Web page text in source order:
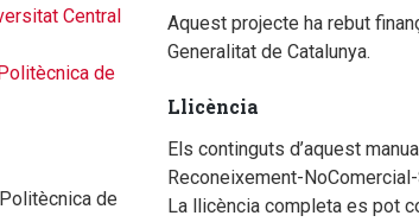
Central
de
de
Aquest projecte ha rebut
Generalitat de Catalunya.
Llicència
Els continguts d’aquest
Reconeixement-
La llicència completa es pot